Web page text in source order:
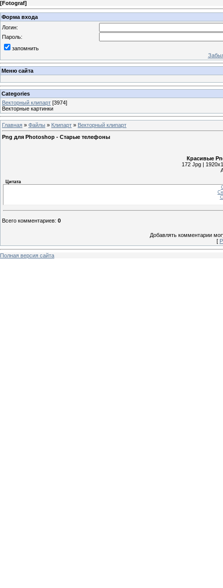
[Fotograf]
Форма входа
Логин:
Пароль:
запомнить
Меню сайта
Categories
Векторный клипарт [3974]
Векторные картинки
Главная » Файлы » Клипарт » Векторный клипарт
Png для Photoshop - Старые телефоны
Красивые
172 Jpg |
Цитата
Всего комментариев: 0
Добавлять комментарии
[
Полная версия сайта